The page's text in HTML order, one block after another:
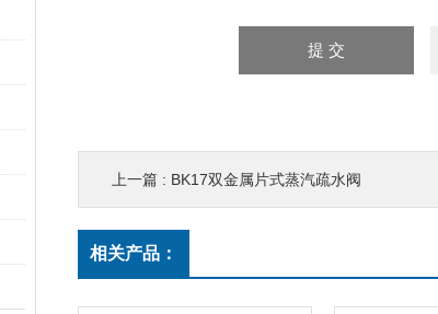
上一篇 : BK17双金属片式蒸汽疏水阀
相关产品：